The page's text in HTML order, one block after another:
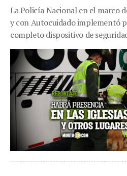
La Policía Nacional en el marco
y con Autocuidado implementó
completo dispositivo de